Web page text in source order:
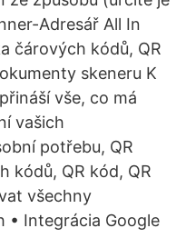
Adresář All In
čárových kódů, QR
skeneru K
vše, co má
vašich
potřebu, QR
kódů, QR kód, QR
všechny
• Integrácia Google